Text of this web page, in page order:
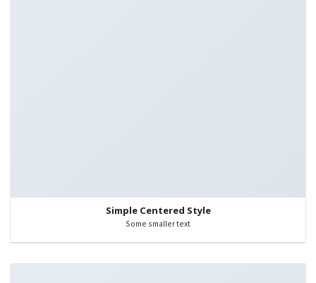
Simple Centered Style
Some smaller text